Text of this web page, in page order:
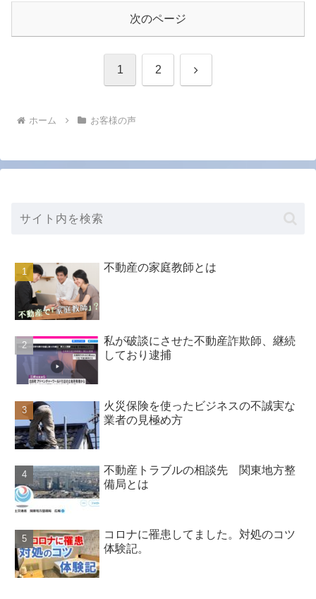
次のページ
1 2 次
ホーム お客様の声
不動産の家庭教師とは
私が破談にさせた不動産詐欺師、継続
しており逮捕
火災保険を使ったビジネスの不誠実な
業者の見極め方
不動産トラブルの相談先 関東地方整
備局とは
コロナに罹患してました。対処のコツ
体験記。